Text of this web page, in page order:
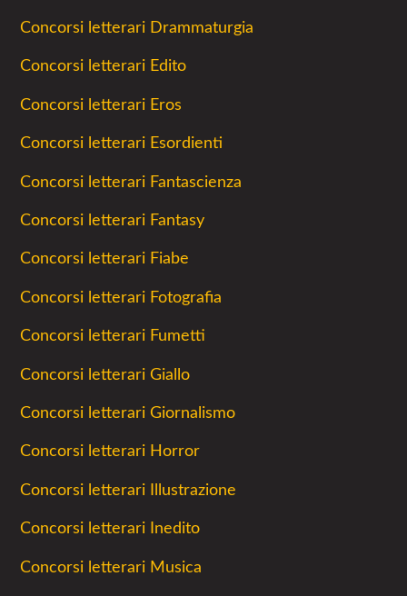
Concorsi letterari Drammaturgia
Concorsi letterari Edito
Concorsi letterari Eros
Concorsi letterari Esordienti
Concorsi letterari Fantascienza
Concorsi letterari Fantasy
Concorsi letterari Fiabe
Concorsi letterari Fotografia
Concorsi letterari Fumetti
Concorsi letterari Giallo
Concorsi letterari Giornalismo
Concorsi letterari Horror
Concorsi letterari Illustrazione
Concorsi letterari Inedito
Concorsi letterari Musica